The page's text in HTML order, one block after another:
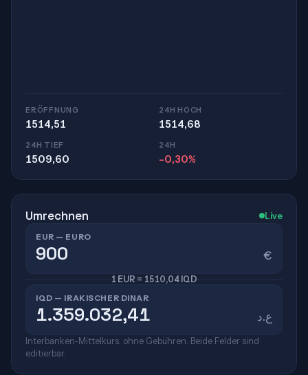
ERÖFFNUNG
1514,51
24H HOCH
1514,68
24H TIEF
1509,60
24H
-0,30%
Umrechnen Live
EUR — EURO
€
1 EUR = 1510,04 IQD
IQD — IRAKISCHER DINAR
ع.د
Interbanken-Mittelkurs, ohne Gebühren. Beide Felder sind
editierbar.